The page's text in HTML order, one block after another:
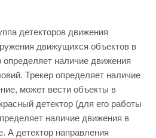
детекторов движения
движущихся объектов в
определяет наличие движения
Трекер определяет наличие
может вести объекты в
детектор (для его работы
наличие движения в
А детектор направления